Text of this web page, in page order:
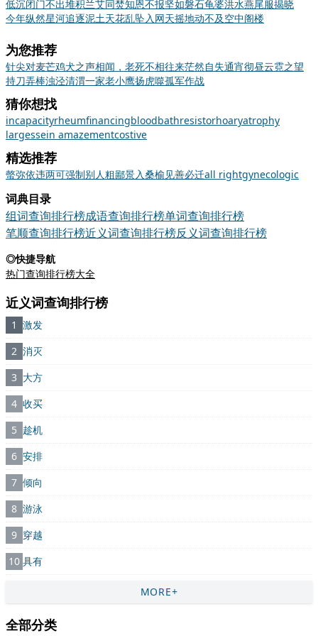
低沉闭门不出堆积兰艾同焚知恩不报坚如磐石龟婆洪水燕尾服揭晓
今年纵然星河追逐泥土天花乱坠入网天摇地动不及空中阁楼
为您推荐
针尖对麦芒鸡犬之声相闻，老死不相往来茫然自失通宵彻昼云霓之望
持刀弄棒浊泾清渭一家老小鹰扬虎噬孤军作战
猜你想找
incapacityrheumfinancingbloodbathresistorhoaryatrophy
largessein amazementcostive
精选推荐
螫弥依违两可强制别人粗鄙景入桑榆见善必迁all rightgynecologic
词典目录
组词查询排行榜成语查询排行榜单词查询排行榜
笔顺查询排行榜近义词查询排行榜反义词查询排行榜
◎快捷导航
热门查询排行榜大全
近义词查询排行榜
1 激发
2 消灭
3 大方
4 收买
5 趁机
6 安排
7 倾向
8 游泳
9 穿越
10 具有
MORE+
全部分类